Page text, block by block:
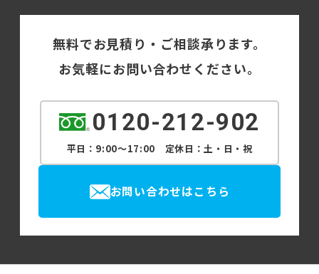
無料でお見積り・ご相談承ります。
お気軽にお問い合わせください。
0120-212-902
平日：9:00～17:00 定休日：土・日・祝
お問い合わせはこちら